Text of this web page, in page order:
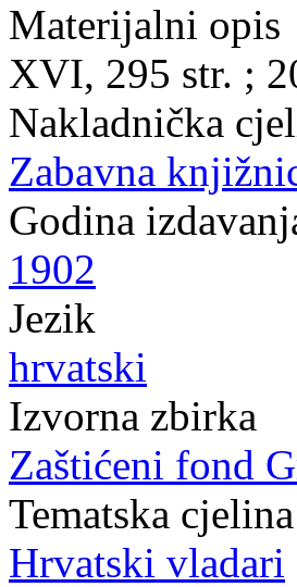
Materijalni opis
XVI, 295 str. ;
Nakladnička
Zabavna
Godina
1902
Jezik
hrvatski
Izvorna zbirka
Zaštićeni fond
Tematska cjelina
Hrvatski vladari